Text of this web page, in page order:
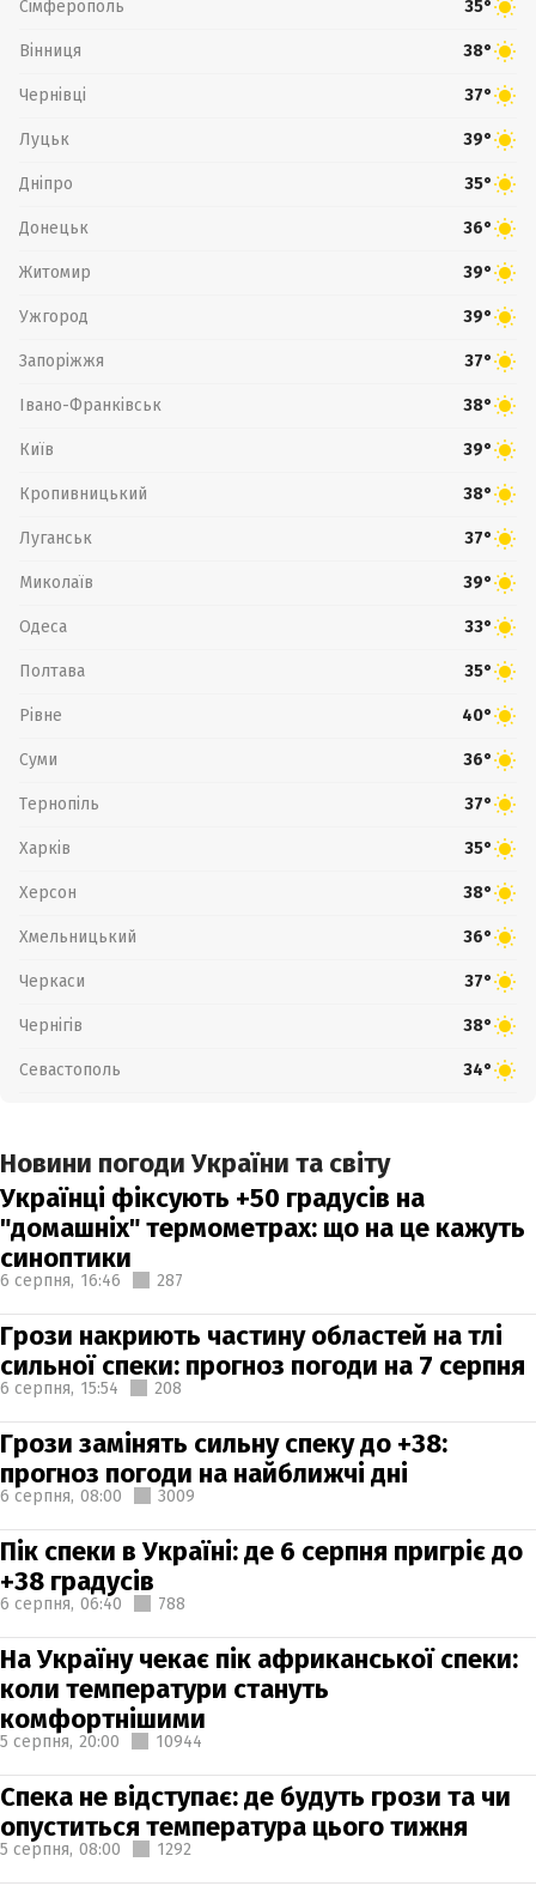
Сімферополь 35°
Вінниця 38°
Чернівці 37°
Луцьк 39°
Дніпро 35°
Донецьк 36°
Житомир 39°
Ужгород 39°
Запоріжжя 37°
Івано-Франківськ 38°
Київ 39°
Кропивницький 38°
Луганськ 37°
Миколаїв 39°
Одеса 33°
Полтава 35°
Рівне 40°
Суми 36°
Тернопіль 37°
Харків 35°
Херсон 38°
Хмельницький 36°
Черкаси 37°
Чернігів 38°
Севастополь 34°
Новини погоди України та світу
Українці фіксують +50 градусів на
"домашніх" термометрах: що на це кажуть
синоптики
6 серпня, 16:46 287
Грози накриють частину областей на тлі
сильної спеки: прогноз погоди на 7 серпня
6 серпня, 15:54 208
Грози замінять сильну спеку до +38:
прогноз погоди на найближчі дні
6 серпня, 08:00 3009
Пік спеки в Україні: де 6 серпня пригріє до
+38 градусів
6 серпня, 06:40 788
На Україну чекає пік африканської спеки:
коли температури стануть
комфортнішими
5 серпня, 20:00 10944
Спека не відступає: де будуть грози та чи
опуститься температура цього тижня
5 серпня, 08:00 1292